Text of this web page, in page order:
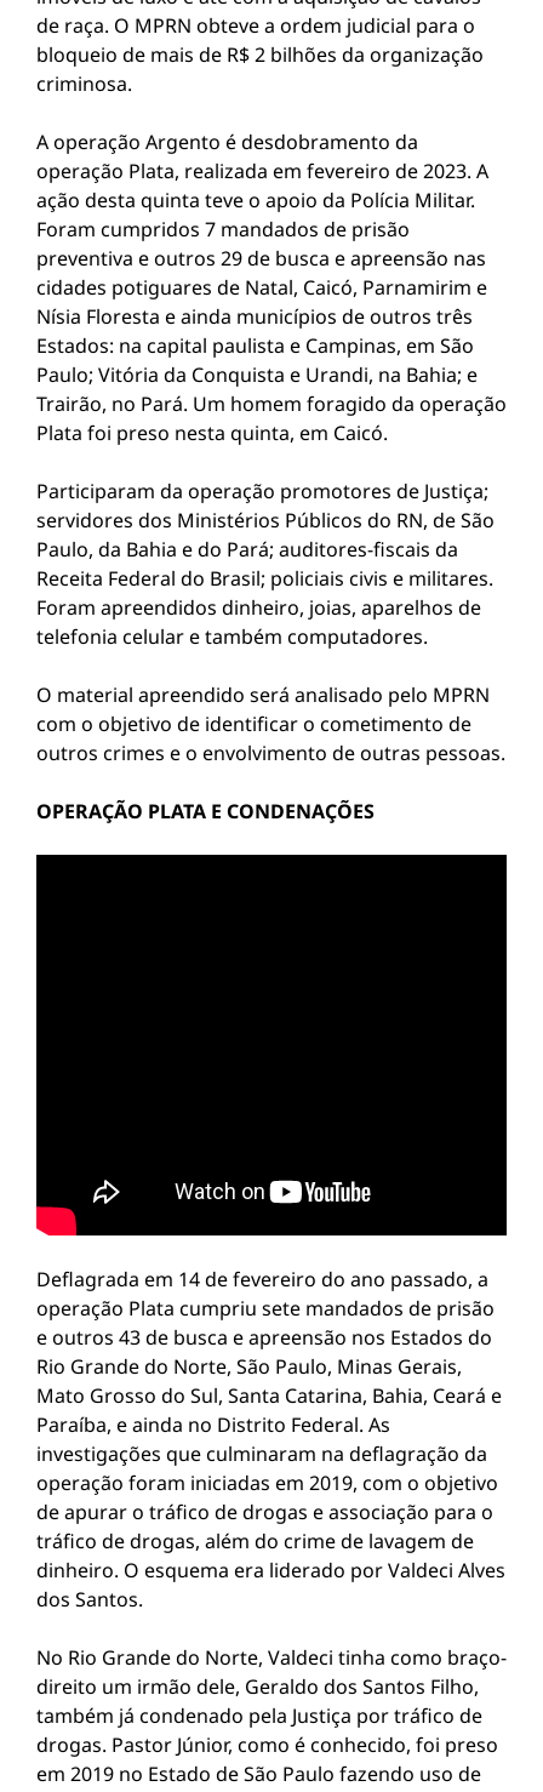
de raça. O MPRN obteve a ordem judicial para o
bloqueio de mais de R$ 2 bilhões da organização
criminosa.
A operação Argento é desdobramento da
operação Plata, realizada em fevereiro de 2023. A
ação desta quinta teve o apoio da Polícia Militar.
Foram cumpridos 7 mandados de prisão
preventiva e outros 29 de busca e apreensão nas
cidades potiguares de Natal, Caicó, Parnamirim e
Nísia Floresta e ainda municípios de outros três
Estados: na capital paulista e Campinas, em São
Paulo; Vitória da Conquista e Urandi, na Bahia; e
Trairão, no Pará. Um homem foragido da operação
Plata foi preso nesta quinta, em Caicó.
Participaram da operação promotores de Justiça;
servidores dos Ministérios Públicos do RN, de São
Paulo, da Bahia e do Pará; auditores-fiscais da
Receita Federal do Brasil; policiais civis e militares.
Foram apreendidos dinheiro, joias, aparelhos de
telefonia celular e também computadores.
O material apreendido será analisado pelo MPRN
com o objetivo de identificar o cometimento de
outros crimes e o envolvimento de outras pessoas.
OPERAÇÃO PLATA E CONDENAÇÕES
Deflagrada em 14 de fevereiro do ano passado, a
operação Plata cumpriu sete mandados de prisão
e outros 43 de busca e apreensão nos Estados do
Rio Grande do Norte, São Paulo, Minas Gerais,
Mato Grosso do Sul, Santa Catarina, Bahia, Ceará e
Paraíba, e ainda no Distrito Federal. As
investigações que culminaram na deflagração da
operação foram iniciadas em 2019, com o objetivo
de apurar o tráfico de drogas e associação para o
tráfico de drogas, além do crime de lavagem de
dinheiro. O esquema era liderado por Valdeci Alves
dos Santos.
No Rio Grande do Norte, Valdeci tinha como braço-
direito um irmão dele, Geraldo dos Santos Filho,
também já condenado pela Justiça por tráfico de
drogas. Pastor Júnior, como é conhecido, foi preso
em 2019 no Estado de São Paulo fazendo uso de